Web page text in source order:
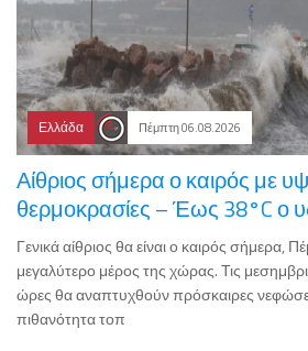
Ελλάδα Πέμπτη 06.08.2026
Αίθριος σήμερα ο καιρός με
θερμοκρασίες – Έως 38°C ο
Γενικά αίθριος θα είναι ο καιρός σήμερα,
μεγαλύτερο μέρος της χώρας. Τις
ώρες θα αναπτυχθούν πρόσκαιρες
πιθανότητα τοπ